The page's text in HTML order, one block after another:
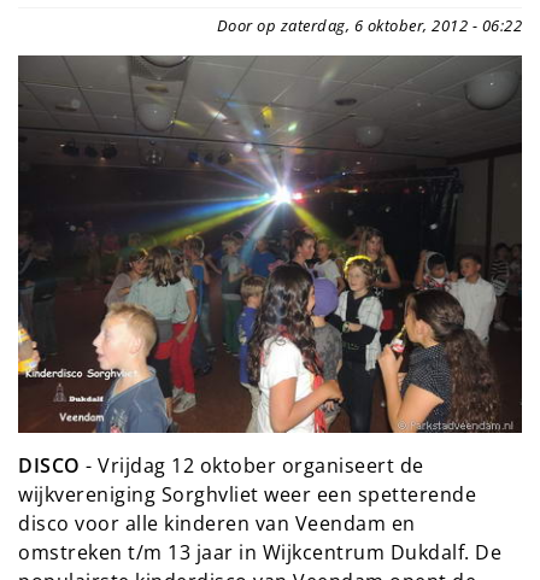
Door op zaterdag, 6 oktober, 2012 - 06:22
DISCO - Vrijdag 12 oktober organiseert de
wijkvereniging Sorghvliet weer een spetterende
disco voor alle kinderen van Veendam en
omstreken t/m 13 jaar in Wijkcentrum Dukdalf. De